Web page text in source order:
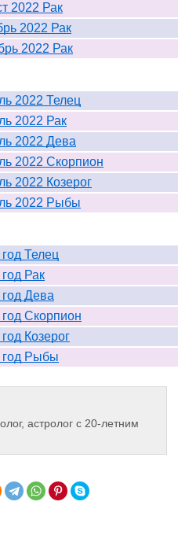
2022 Рак
2022 Рак
2022 Рак
2022 Телец
2022 Рак
2022 Дева
2022 Скорпион
2022 Козерог
2022 Рыбы
Телец
Рак
Дева
Скорпион
Козерог
год Рыбы
астролог с 20-летним